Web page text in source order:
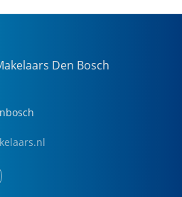
Den Bosch